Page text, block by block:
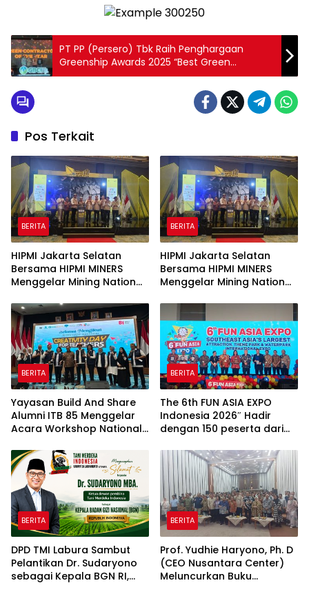
PT PP (Persero) Tbk Raih Penghargaan
Greenship Awards 2025 “Best Green
Contractor Category”
Pos Terkait
BERITA
HIPMI Jakarta Selatan
Bersama HIPMI MINERS
Menggelar Mining Nation
Indah Golf Jakarta
BERITA
HIPMI Jakarta Selatan
Bersama HIPMI MINERS
Menggelar Mining Nation
Indah Golf Jakarta
BERITA
Yayasan Build And Share
Alumni ITB 85 Menggelar
Acara Workshop National
2026 & Dibuka Resmi
Pramono Anung (Gubernur
DKI Jakarta)
BERITA
The 6th FUN ASIA EXPO
Indonesia 2026″ Hadir
dengan 150 peserta dari
Industri Taman Rekreasi
dan Ekosistem Pariwisata
di Tanah Air
BERITA
DPD TMI Labura Sambut
Pelantikan Dr. Sudaryono
sebagai Kepala BGN RI,
BERITA
Prof. Yudhie Haryono, Ph. D
(CEO Nusantara Center)
Meluncurkan Buku